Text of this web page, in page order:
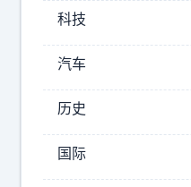
国
说
，
看
在
这
科技
汽车
历史
国际